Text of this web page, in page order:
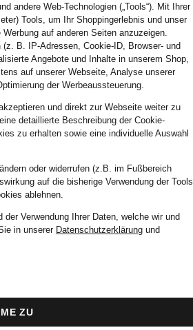
nach:
andere Web-Technologien („Tools“). Mit Ihrer
Tools, um Ihr Shoppingerlebnis und unser
auf anderen Seiten anzuzeigen.
B. IP-Adressen, Cookie-ID, Browser- und
Angebote und Inhalte in unserem Shop,
auf unserer Webseite, Analyse unserer
der Werbeaussteuerung.
und direkt zur Webseite weiter zu
detaillierte Beschreibung der Cookie-
zu erhalten sowie eine individuelle Auswahl
oder widerrufen (z.B. im Fußbereich
auf die bisherige Verwendung der Tools
ablehnen.
Verwendung Ihrer Daten, welche wir und
in unserer Datenschutzerklärung und
ZU